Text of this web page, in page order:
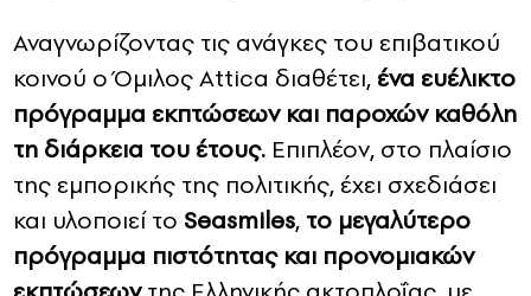
Αναγνωρίζοντας τις ανάγκες του επιβατικού
κοινού o Όμιλος Attica διαθέτει, ένα ευέλικτο
πρόγραμμα εκπτώσεων και παροχών καθόλη
τη διάρκεια του έτους. Επιπλέον, στο πλαίσιο
της εμπορικής της πολιτικής, έχει σχεδιάσει
και υλοποιεί το Seasmiles, το μεγαλύτερο
πρόγραμμα πιστότητας και προνομιακών